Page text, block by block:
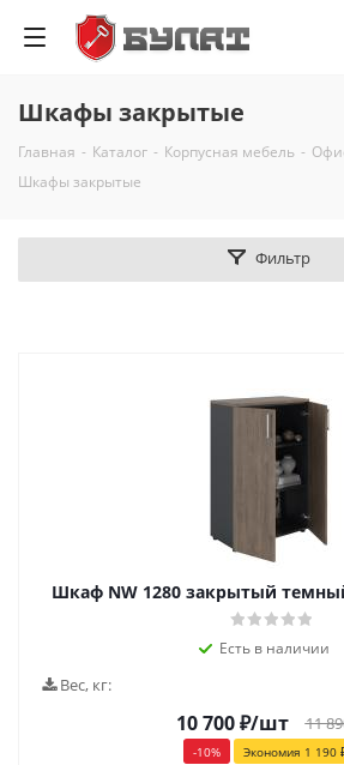
Шкафы закрытые
Главная - Каталог - Корпусная мебель -
Шкафы закрытые
Фильтр
Шкаф NW 1280 закрытый
Есть в наличии
Вес, кг:
10 700₽/шт 11
-10% Экономия 1 190